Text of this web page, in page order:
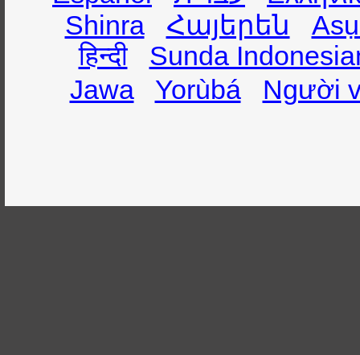
Shinra
Հայերեն
हिन्दी
Sunda
Jawa
Yorùbá Người